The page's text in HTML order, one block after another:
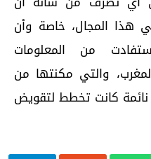
هذا المجال، خاصة وأن
من المعلومات
والتي مكنتها من
نائمة كانت تخطط لتقويض